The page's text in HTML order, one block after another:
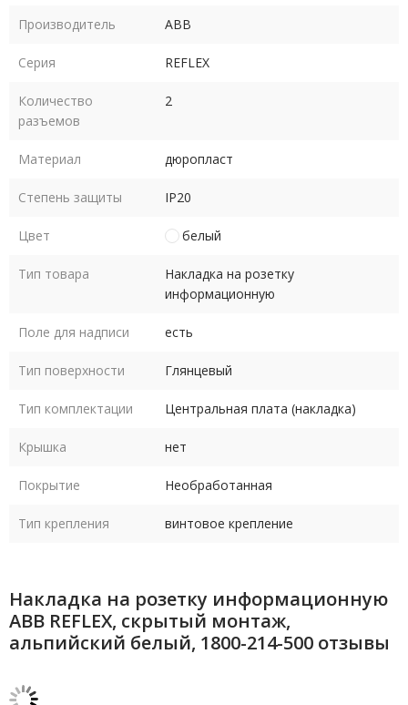
Производитель ABB
Серия REFLEX
Количество
разъемов
2
Материал дюропласт
Степень защиты IP20
Цвет белый
Тип товара
Накладка на розетку
информационную
Поле для надписи есть
Тип поверхности Глянцевый
Тип комплектации Центральная плата (накладка)
Крышка нет
Покрытие Необработанная
Тип крепления винтовое крепление
Накладка на розетку информационную
ABB REFLEX, скрытый монтаж,
альпийский белый, 1800-214-500 отзывы